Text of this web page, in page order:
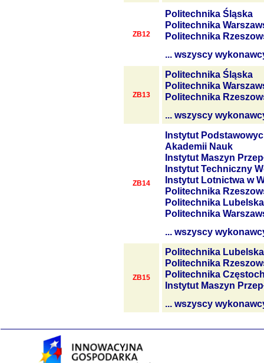
ZB12
Politechnika Śląska
Politechnika
Politechnika
... wszyscy
ZB13
Politechnika Śląska
Politechnika
Politechnika
... wszyscy
ZB14
Instytut
Akademii Nauk
Instytut Maszyn
Instytut Techniczny
Instytut Lotnictwa w
Politechnika
Politechnika Lubelska
Politechnika
... wszyscy
ZB15
Politechnika Lubelska
Politechnika
Politechnika
Instytut Maszyn
... wszyscy